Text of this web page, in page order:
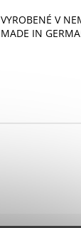
VYROBENÉ V
MADE IN